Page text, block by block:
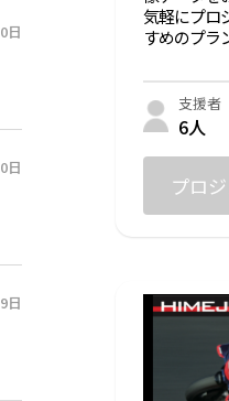
日
日
日
気軽にプロ
すめのプラ
支援者
6人
プロ